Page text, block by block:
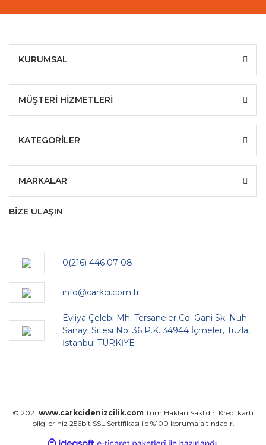
KURUMSAL
MÜŞTERİ HİZMETLERİ
KATEGORİLER
MARKALAR
BİZE ULAŞIN
0(216) 446 07 08
info@carkci.com.tr
Evliya Çelebi Mh. Tersaneler Cd. Gani Sk. Nuh
Sanayi Sitesi No: 36 P.K. 34944 İçmeler, Tuzla,
İstanbul TÜRKİYE
© 2021 www.carkcidenizcilik.com Tüm Hakları Saklıdır. Kredi kartı
bilgileriniz 256bit SSL Sertifikası ile %100 koruma altındadır.